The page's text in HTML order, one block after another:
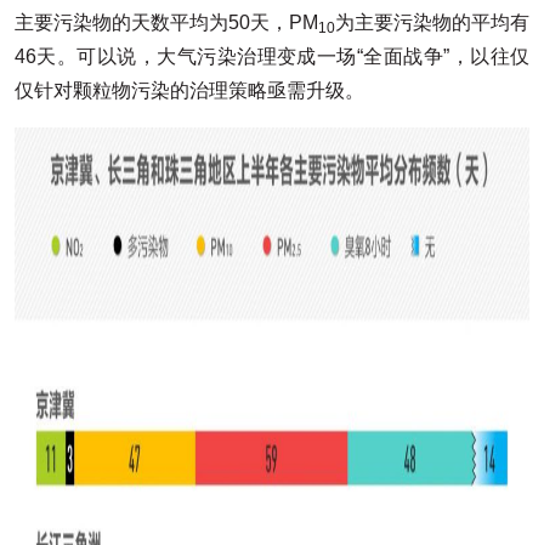
主要污染物的天数平均为50天，PM 10为主要污染物的平均有
46天。可以说，大气污染治理变成一场“全面战争”，以往仅
仅针对颗粒物污染的治理策略亟需升级。